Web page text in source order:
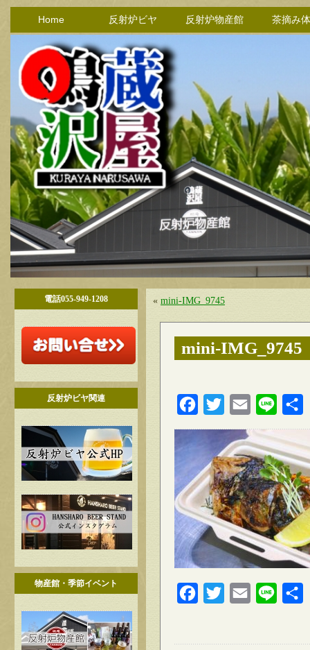
Home 反射炉ビヤ 反射炉物産館 茶摘み
電話055-949-1208
反射炉ビヤ関連
物産館・季節イベント
« mini-IMG_9745
mini-IMG_9745
FacebookTwitter Email Line
FacebookTwitter Email Line